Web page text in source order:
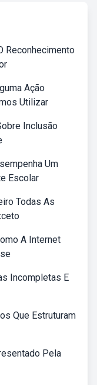
Reconhecimento
Ação
Utilizar
Inclusão
Um
Escolar
Todas As
A Internet
Incompletas E
Que Estruturam
Pela